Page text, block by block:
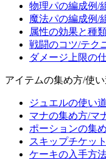
物理パの編成例/
魔法パの編成例/
属性の効果と種
戦闘のコツ/テク
ダメージ上限の
アイテムの集め方/使
ジュエルの使い道
マナの集め方/マ
ポーションの集
スキップチケッ
ケーキの入手方